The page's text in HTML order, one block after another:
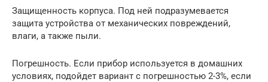
Защищенность корпуса. Под ней подразумевается
защита устройства от механических повреждений,
влаги, а также пыли.
Погрешность. Если прибор используется в домашних
условиях, подойдет вариант с погрешностью 2-3%, если